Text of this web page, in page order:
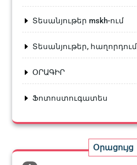
Տեսանյութեր mskh-ում
Տեսանյութեր,
ՕՐԱԳԻՐ
Ֆոտոստուգատես
Օրացույց